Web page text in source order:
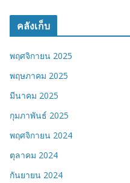
คลังเก็บ
พฤศจิกายน 2025
พฤษภาคม 2025
มีนาคม 2025
กุมภาพันธ์ 2025
พฤศจิกายน 2024
ตุลาคม 2024
กันยายน 2024